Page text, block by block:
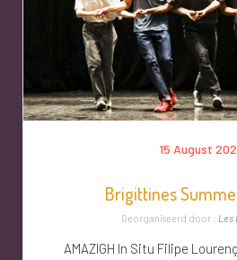
15 August
Brigittines
Georganiseerd door : Les
AMAZIGH In Situ Filipe